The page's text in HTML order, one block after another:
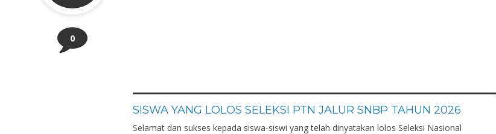
0
SISWA YANG LOLOS SELEKSI PTN JALUR SNBP TAHUN 2026
Selamat dan sukses kepada siswa-siswi yang telah dinyatakan lolos Seleksi Nasional
6472051504690004